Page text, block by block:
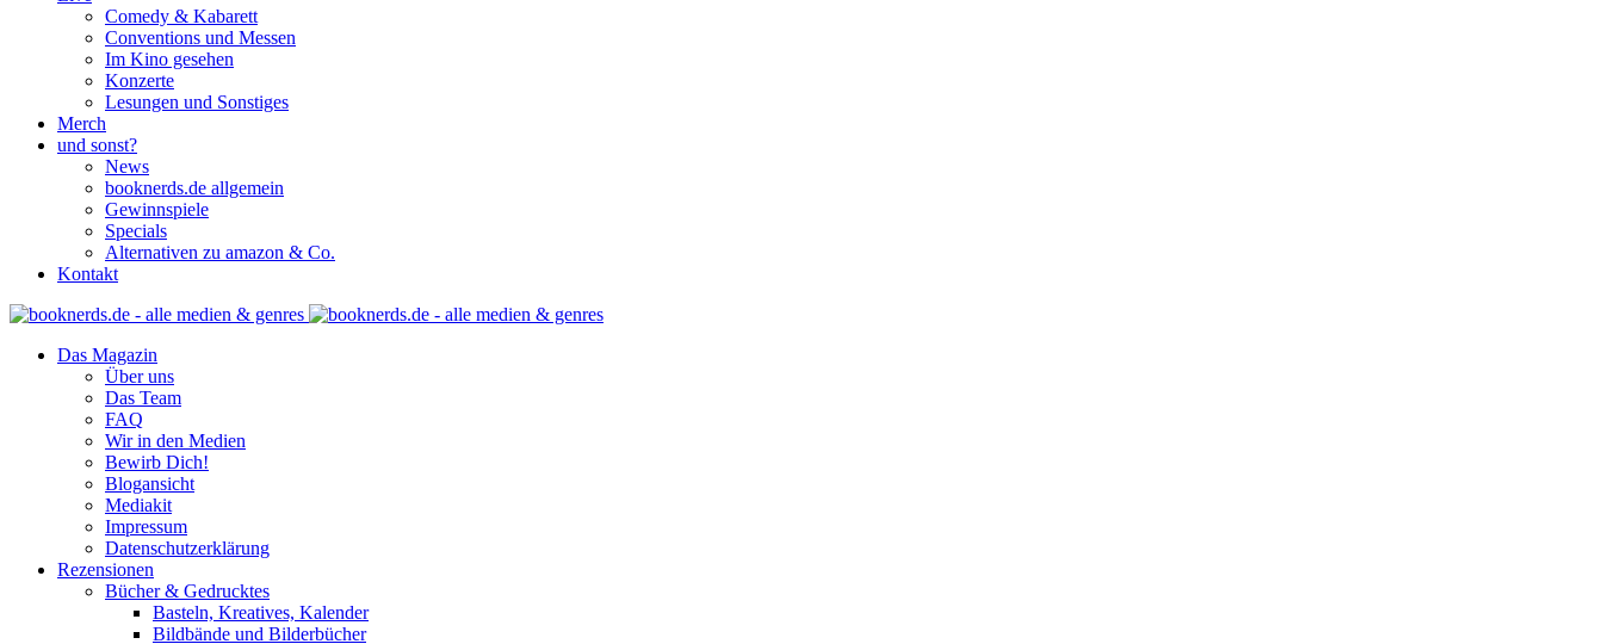
Comedy & Kabarett
Conventions und Messen
Im Kino gesehen
Konzerte
Lesungen und Sonstiges
Merch
und sonst?
News
booknerds.de allgemein
Gewinnspiele
Specials
Alternativen zu amazon & Co.
Kontakt
Das Magazin
Über uns
Das Team
FAQ
Wir in den Medien
Bewirb Dich!
Blogansicht
Mediakit
Impressum
Datenschutzerklärung
Rezensionen
Bücher & Gedrucktes
Basteln, Kreatives, Kalender
Bildbände und Bilderbücher